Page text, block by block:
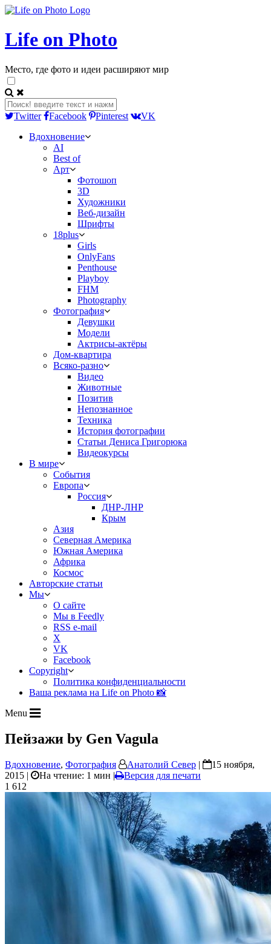
Life on Photo
Место, где фото и идеи расширяют мир
Twitter Facebook Pinterest
VK
Вдохновение
AI
Best of
Арт
Фотошоп
3D
Художники
Веб-дизайн
Шрифты
18plus
Girls
OnlyFans
Penthouse
Playboy
FHM
Photography
Фотография
Девушки
Модели
Актрисы-актёры
Дом-квартира
Всяко-разно
Видео
Животные
Позитив
Непознанное
Техника
История фотографии
Статьи Дениса Григорюка
Видеокурсы
В мире
События
Европа
Россия
ДНР-ЛНР
Крым
Азия
Северная Америка
Южная Америка
Африка
Космос
Авторские статьи
Мы
О сайте
Мы в Feedly
RSS e-mail
X
VK
Facebook
Copyright
Политика конфиденциальности
Ваша реклама на Life on Photo 📸
Menu
Пейзажи by Gen Vagula
Вдохновение, Фотография Анатолий Север |
15 ноября,
2015 |
На чтение: 1 мин |
Версия для печати
1 612